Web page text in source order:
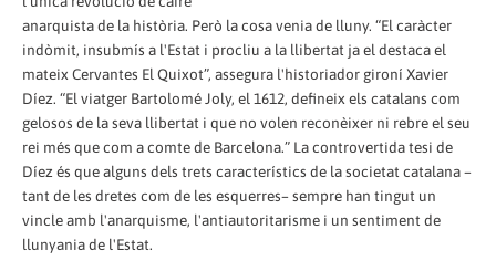
anarquista de la història. Però la cosa venia de lluny. “El caràcter
indòmit, insubmís a l'Estat i procliu a la llibertat ja el destaca el
mateix Cervantes El Quixot”, assegura l'historiador gironí Xavier
Díez. “El viatger Bartolomé Joly, el 1612, defineix els catalans com
gelosos de la seva llibertat i que no volen reconèixer ni rebre el seu
rei més que com a comte de Barcelona.” La controvertida tesi de
Díez és que alguns dels trets característics de la societat catalana –
tant de les dretes com de les esquerres– sempre han tingut un
vincle amb l'anarquisme, l'antiautoritarisme i un sentiment de
llunyania de l'Estat.